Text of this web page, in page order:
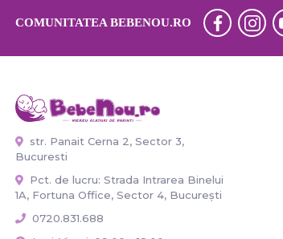
COMUNITATEA BEBENOU.RO
str. Panait Cerna 2, Sector 3,
Bucuresti
Pct. de lucru: Strada Intrarea Binelui
1A, Fortuna Office, Sector 4, București
0720.831.688